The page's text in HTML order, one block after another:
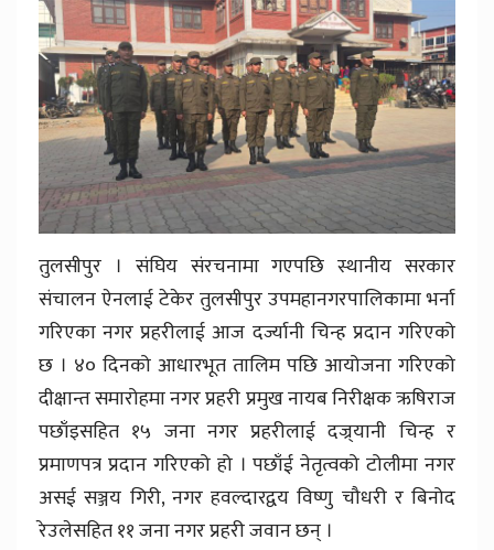
तुलसीपुर । संघिय संरचनामा गएपछि स्थानीय सरकार
संचालन ऐनलाई टेकेर तुलसीपुर उपमहानगरपालिकामा भर्ना
गरिएका नगर प्रहरीलाई आज दर्ज्यानी चिन्ह प्रदान गरिएको
छ । ४० दिनको आधारभूत तालिम पछि आयोजना गरिएको
दीक्षान्त समारोहमा नगर प्रहरी प्रमुख नायब निरीक्षक ऋषिराज
पछाँइसहित १५ जना नगर प्रहरीलाई दज्र्यानी चिन्ह र
प्रमाणपत्र प्रदान गरिएको हो । पछाँई नेतृत्वको टोलीमा नगर
असई सञ्जय गिरी, नगर हवल्दारद्वय विष्णु चौधरी र बिनोद
रेउलेसहित ११ जना नगर प्रहरी जवान छन् ।